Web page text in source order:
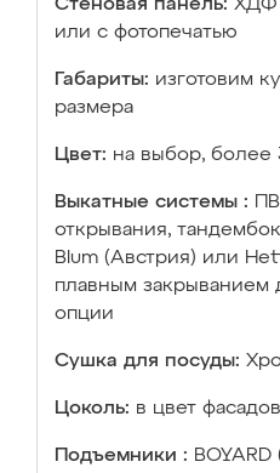
Стеновая панель: ХДФ
или с фотопечатью
Габариты: изготовим
размера
Цвет: на выбор, более
Выкатные системы :
открывания,
Blum (Австрия) или
плавным закрыванием
опции
Сушка для посуды:
Цоколь: в цвет
Подъемники :